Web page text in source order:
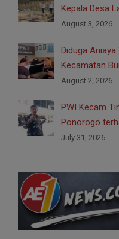
Kepala Desa
August 3, 2026
Diduga
Kecamatan
August 2, 2026
PWI Kecam
Ponorogo
July 31, 2026